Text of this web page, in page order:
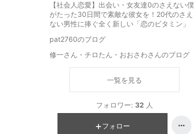
【社会人恋愛】出会い・女友達0のさえない僕
がたった30日間で素敵な彼女を！20代のさえ
ない男性に捧ぐ全く新しい「恋のビタミン」
pat2760のブログ
修一さん・チロたん・おおさわさんのブログ
一覧を見る
フォロワー: 32 人
フォロー